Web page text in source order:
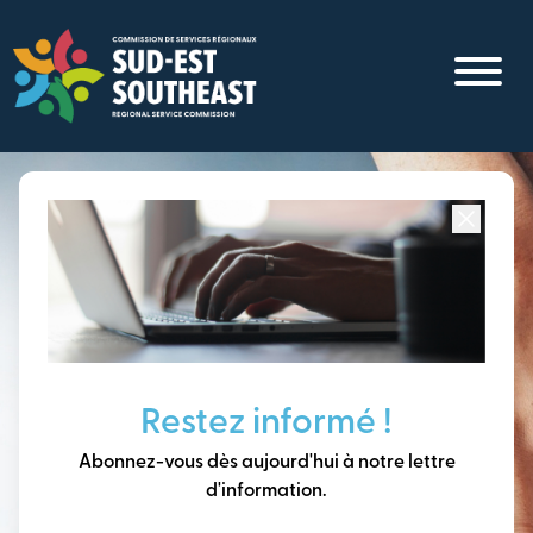
contenu
principal
Restez informé !
Abonnez-vous dès aujourd'hui à notre lettre
d'information.
Concentré sur toutes les communautés du
Nouveau-Brunswick
construire notre avenir